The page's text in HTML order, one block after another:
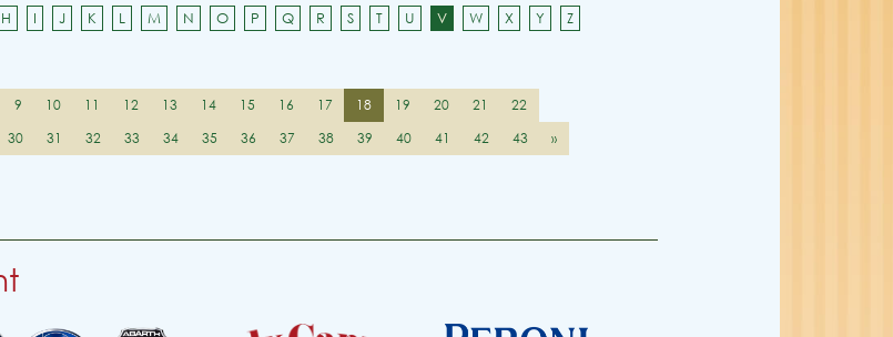
H I J K L M N O P Q R S T U V W X Y Z
9 10 11 12 13 14 15 16 17 18 19 20 21
22
30 31 32 33 34 35 36 37 38 39 40 41 42 43 »